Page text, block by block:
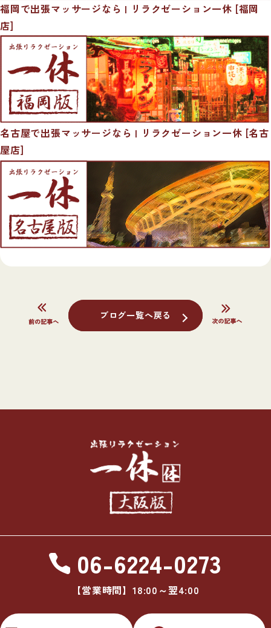
福岡で出張マッサージなら | リラクゼーション一休 [福岡
店]
名古屋で出張マッサージなら | リラクゼーション一休 [名古
屋店]
ブログ一覧へ戻る
06-6224-0273
【営業時間】18:00～翌4:00